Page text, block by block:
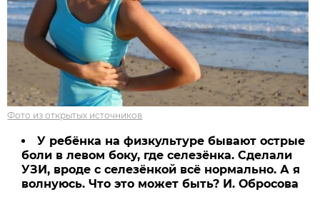
Фото из открытых источников
У ребёнка на физкультуре бывают острые
боли в левом боку, где селезёнка. Сделали
УЗИ, вроде с селезёнкой всё нормально. А я
волнуюсь. Что это может быть? И. Обросова